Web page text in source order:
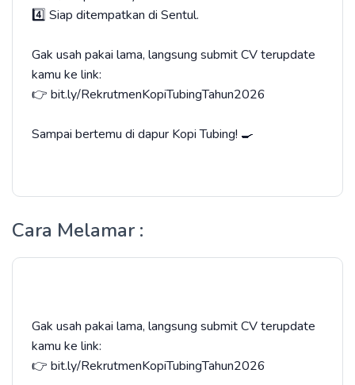
4️⃣ Siap ditempatkan di Sentul.
​Gak usah pakai lama, langsung submit CV terupdate
kamu ke link:
👉 bit.ly/RekrutmenKopiTubingTahun2026
​Sampai bertemu di dapur Kopi Tubing! 🍳
Cara Melamar :
​Gak usah pakai lama, langsung submit CV terupdate
kamu ke link:
👉 bit.ly/RekrutmenKopiTubingTahun2026